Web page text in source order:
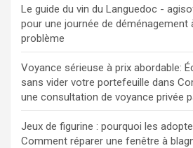
Le guide du vin du Languedoc -
pour une journée de déménagement
problème
Voyance sérieuse à prix abordable:
sans vider votre portefeuille dans
une consultation de voyance privée
Jeux de figurine : pourquoi les
Comment réparer une fenêtre à